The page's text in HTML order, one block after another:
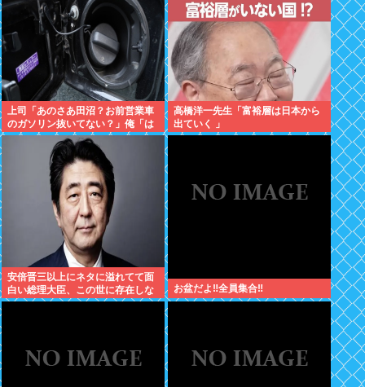
上司「あのさあ田沼？お前営業車
のガソリン抜いてない？」俺「は
ぁ？どういうことすか？」上司
「自分の車に入れ替えたりしてな
い？？」⇒結果ｗｗ
高橋洋一先生「富裕層は日本から
出ていく 」
安倍晋三以上にネタに溢れてて面
白い総理大臣、この世に存在しな
い説www
お盆だよ‼全員集合‼